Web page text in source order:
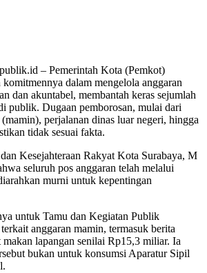
– Pemerintah Kota (Pemkot)
komitmennya dalam mengelola anggaran
dan akuntabel, membantah keras sejumlah
publik. Dugaan pemborosan, mulai dari
perjalanan dinas luar negeri, hingga
tidak sesuai fakta.
Kesejahteraan Rakyat Kota Surabaya, M
seluruh pos anggaran telah melalui
murni untuk kepentingan
untuk Tamu dan Kegiatan Publik
anggaran mamin, termasuk berita
lapangan senilai Rp15,3 miliar. Ia
bukan untuk konsumsi Aparatur Sipil